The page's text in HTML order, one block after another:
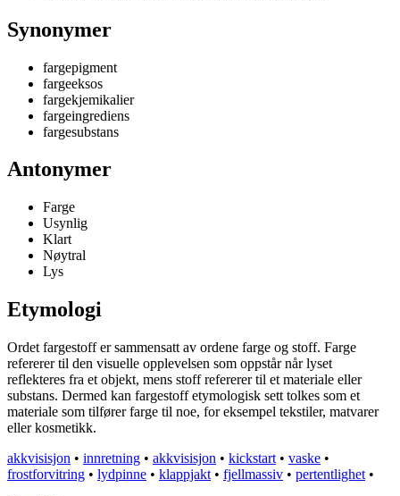
Synonymer
fargepigment
fargeeksos
fargekjemikalier
fargeingrediens
fargesubstans
Antonymer
Farge
Usynlig
Klart
Nøytral
Lys
Etymologi
Ordet fargestoff er sammensatt av ordene farge og stoff. Farge
refererer til den visuelle opplevelsen som oppstår når lyset
reflekteres fra et objekt, mens stoff refererer til et materiale eller
substans. Dermed kan fargestoff etymologisk sett tolkes som et
materiale som tilfører farge til noe, for eksempel tekstiler, matvarer
eller kosmetikk.
akkvisisjon • innretning • akkvisisjon • kickstart • vaske •
frostforvitring • lydpinne • klappjakt • fjellmassiv • pertentlighet •